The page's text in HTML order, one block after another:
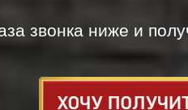
звонка ниже и